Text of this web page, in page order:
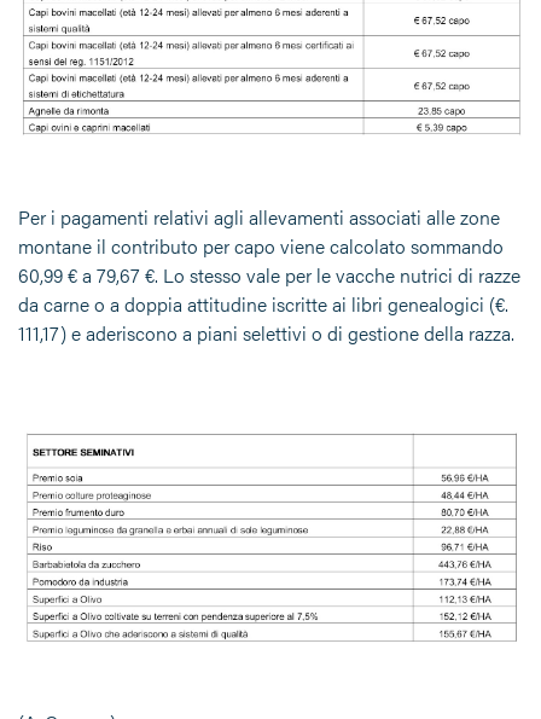
Per i pagamenti relativi agli allevamenti associati alle zone
montane il contributo per capo viene calcolato sommando
60,99 € a 79,67 €. Lo stesso vale per le vacche nutrici di razze
da carne o a doppia attitudine iscritte ai libri genealogici (€.
111,17) e aderiscono a piani selettivi o di gestione della razza.